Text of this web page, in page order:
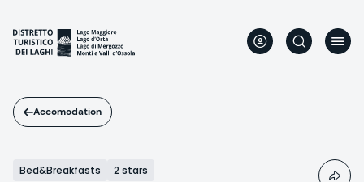
main
content
Accomodation
Bed&Breakfasts 2 stars